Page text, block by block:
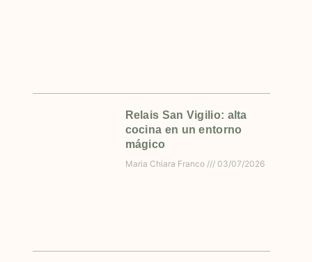
Relais San Vigilio: alta
cocina en un entorno
mágico
Maria Chiara Franco 03/07/2026